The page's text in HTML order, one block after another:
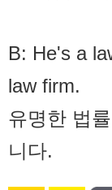
B: He's a
law firm.
유명한 법
니다.